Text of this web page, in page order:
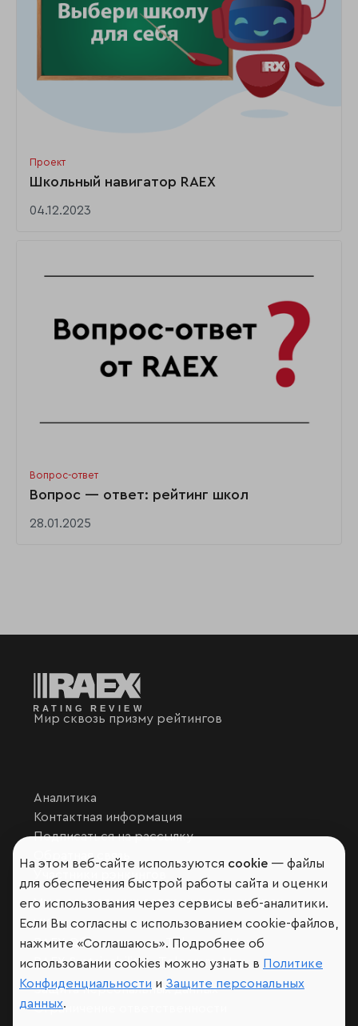
Проект
Школьный навигатор RAEX
04.12.2023
Вопрос-ответ
Вопрос — ответ: рейтинг школ
28.01.2025
Мир сквозь призму рейтингов
Аналитика
Контактная информация
Подписаться на рассылку
Обратная связь
Участники рэнкингов
Мы в социальных сетях и мессенджерах
VK
RAEX Образование – Telegram,Max
RAEX Sustainability –Telegram,Max
Защита персональных данных
Ограничение ответственности
На этом веб-сайте используются cookie — файлы
для обеспечения быстрой работы сайта и оценки
его использования через сервисы веб-аналитики.
Если Вы согласны с использованием cookie-файлов,
нажмите «Соглашаюсь». Подробнее об
использовании cookies можно узнать в Политике
Конфиденциальности и Защите персональных
данных.